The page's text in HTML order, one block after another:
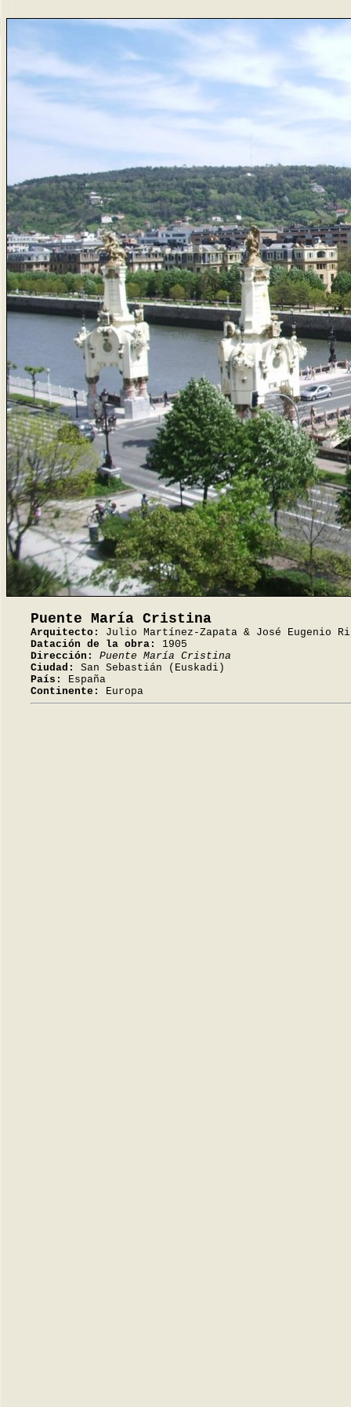
Puente María Cristina
Arquitecto:
Julio Martínez-Zapata & José Eugenio
Datación de la obra:
1905
Dirección:
Puente María Cristina
Ciudad:
San Sebastián (Euskadi)
País:
España
Continente:
Europa